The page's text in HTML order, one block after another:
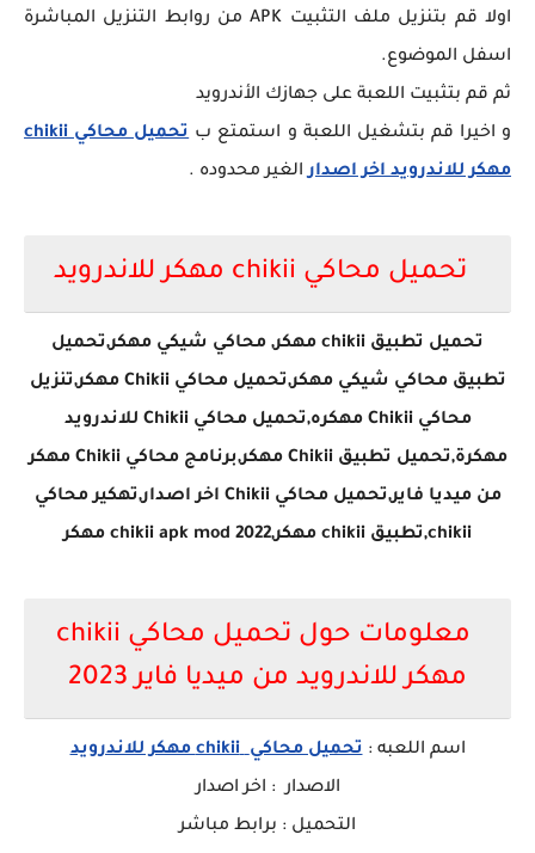
اولا قم بتنزيل ملف التثبيت APK من روابط التنزيل المباشرة
اسفل الموضوع.
ثم قم بتثبيت اللعبة على جهازك الأندرويد
و اخيرا قم بتشغيل اللعبة و استمتع ب
تحميل محاكي chikii
مهكر للاندرويداخر اصدار الغير محدوده .
تحميل محاكي chikii مهكر للاندرويد
تحميل تطبيق chikii مهكر, محاكي شيكي مهكر,تحميل
تطبيق محاكي شيكي مهكر,تحميل محاكي Chikii مهكر,تنزيل
محاكي Chikii مهكره,تحميل محاكي Chikii للاندرويد
مهكرة,تحميل تطبيق Chikii مهكر,برنامج محاكي Chikii مهكر
من ميديا فاير,تحميل محاكي Chikii اخر اصدار,تهكير محاكي
chikii,تطبيق chikii مهكر,chikii apk mod 2022 مهكر
معلومات حول تحميل محاكي chikii
مهكر للاندرويد من ميديا فاير 2023
اسم اللعبه :تحميل محاكي chikii مهكر للاندرويد
الاصدار : اخر اصدار
التحميل : برابط مباشر